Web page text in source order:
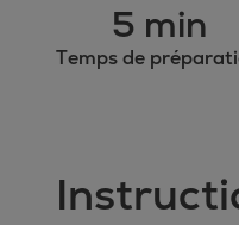
5 min
Temps de